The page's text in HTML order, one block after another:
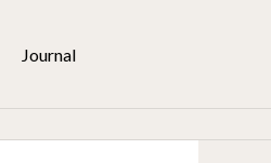
Journal